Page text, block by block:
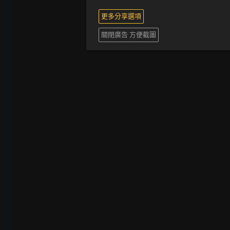
更多分享選項
關閉廣告 方便截圖